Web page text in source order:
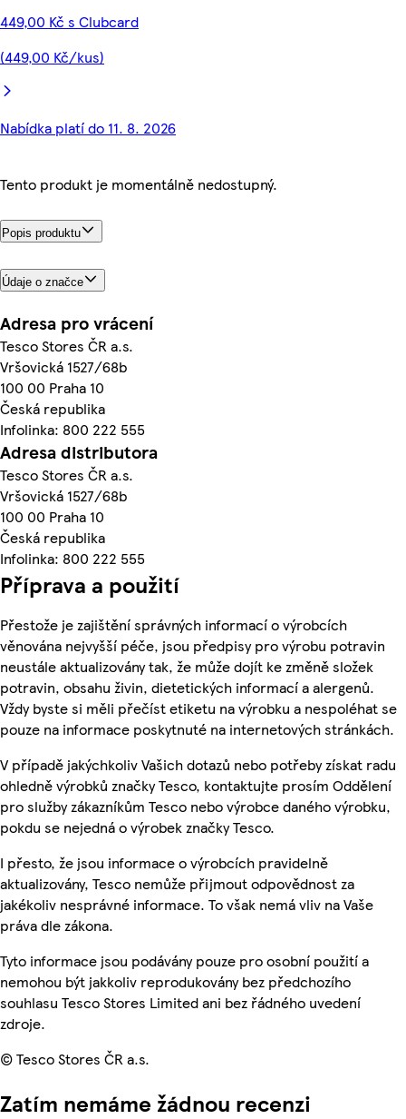
449,00 Kč s Clubcard
(449,00 Kč/kus)
Nabídka platí do 11. 8. 2026
Tento produkt je momentálně nedostupný.
Popis produktu
Údaje o značce
Adresa pro vrácení
Tesco Stores ČR a.s.
Vršovická 1527/68b
100 00 Praha 10
Česká republika
Infolinka: 800 222 555
Adresa distributora
Tesco Stores ČR a.s.
Vršovická 1527/68b
100 00 Praha 10
Česká republika
Infolinka: 800 222 555
Příprava a použití
Přestože je zajištění správných informací o výrobcích
věnována nejvyšší péče, jsou předpisy pro výrobu potravin
neustále aktualizovány tak, že může dojít ke změně složek
potravin, obsahu živin, dietetických informací a alergenů.
Vždy byste si měli přečíst etiketu na výrobku a nespoléhat se
pouze na informace poskytnuté na internetových stránkách.
V případě jakýchkoliv Vašich dotazů nebo potřeby získat radu
ohledně výrobků značky Tesco, kontaktujte prosím Oddělení
pro služby zákazníkům Tesco nebo výrobce daného výrobku,
pokdu se nejedná o výrobek značky Tesco.
I přesto, že jsou informace o výrobcích pravidelně
aktualizovány, Tesco nemůže přijmout odpovědnost za
jakékoliv nesprávné informace. To však nemá vliv na Vaše
práva dle zákona.
Tyto informace jsou podávány pouze pro osobní použití a
nemohou být jakkoliv reprodukovány bez předchozího
souhlasu Tesco Stores Limited ani bez řádného uvedení
zdroje.
© Tesco Stores ČR a.s.
Zatím nemáme žádnou recenzi